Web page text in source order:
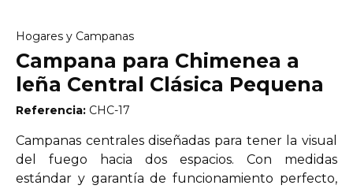
Hogares y Campanas
Campana para Chimenea a
leña Central Clásica Pequena
Referencia: CHC-17
Campanas centrales diseñadas para tener la visual
del fuego hacia dos espacios. Con medidas
estándar y garantía de funcionamiento perfecto,